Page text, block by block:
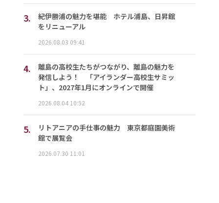
3.
紀伊勝浦の魅力を堪能 ホテル浦島、日昇館
をリニューアル
2026.08.03 09:41
4.
離島の高校生たちがつながり、離島の魅力を
発信しよう！ 「アイランダー高校生サミッ
ト」、2027年1月にオンラインで開催
2026.08.04 10:52
5.
リトアニアの手仕事の魅力 東京都庭園美術
館で展覧会
2026.07.30 11:01